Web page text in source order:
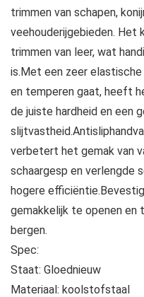
trimmen van schapen,
veehouderijgebieden. Het
trimmen van leer, wat
is.Met een zeer elastische
en temperen gaat, heeft
de juiste hardheid en een
verbetert het gemak van
schaargesp en verlengde
hogere
gemakkelijk te openen en
bergen.
Spec:
Staat: Gloednieuw
Materiaal: koolstofstaal